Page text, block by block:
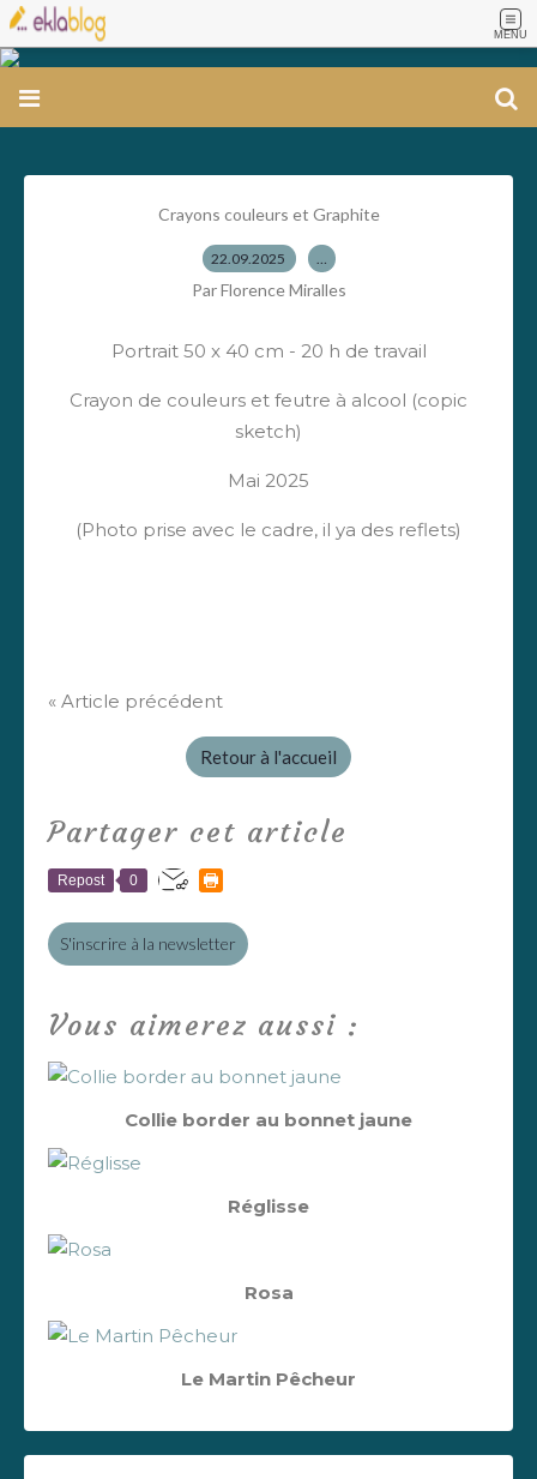
MENU
Crayons couleurs et Graphite
22.09.2025 …
Par Florence Miralles
Portrait 50 x 40 cm - 20 h de travail
Crayon de couleurs et feutre à alcool (copic
sketch)
Mai 2025
(Photo prise avec le cadre, il ya des reflets)
« Article précédent
Retour à l'accueil
Partager cet article
Repost 0
S'inscrire à la newsletter
Vous aimerez aussi :
Collie border au bonnet jaune
Réglisse
Rosa
Le Martin Pêcheur